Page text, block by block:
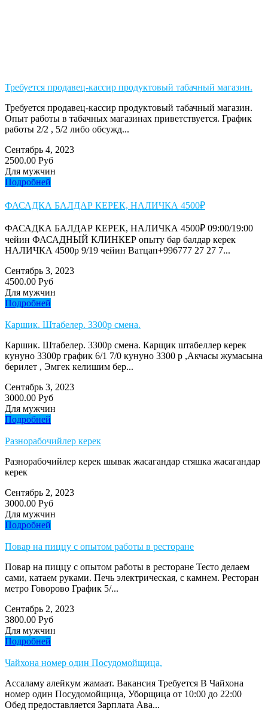
Требуется продавец-кассир продуктовый табачный магазин.
Требуется продавец-кассир продуктовый табачный магазин.
Опыт работы в табачных магазинах приветствуется. График
работы 2/2 , 5/2 либо обсужд...
Сентябрь 4, 2023
2500.00 Руб
Для мужчин
Подробней
ФАСАДКА БАЛДАР КЕРЕК, НАЛИЧКА 4500₽
ФАСАДКА БАЛДАР КЕРЕК, НАЛИЧКА 4500₽ 09:00/19:00
чейин ФАСАДНЫЙ КЛИНКЕР опыту бар балдар керек
НАЛИЧКА 4500р 9/19 чейин Ватцап+996777 27 27 7...
Сентябрь 3, 2023
4500.00 Руб
Для мужчин
Подробней
Каршик. Штабелер. 3300р смена.
Каршик. Штабелер. 3300р смена. Карщик штабеллер керек
кунуно 3300р график 6/1 7/0 кунуно 3300 р ,Акчасы жумасына
берилет , Эмгек келишим бер...
Сентябрь 3, 2023
3000.00 Руб
Для мужчин
Подробней
Разнорабочийлер керек
Разнорабочийлер керек шывак жасагандар стяшка жасагандар
керек
Сентябрь 2, 2023
3000.00 Руб
Для мужчин
Подробней
Повар на пиццу с опытом работы в ресторане
Повар на пиццу с опытом работы в ресторане Тесто делаем
сами, катаем руками. Печь электрическая, с камнем. Ресторан
метро Говорово График 5/...
Сентябрь 2, 2023
3800.00 Руб
Для мужчин
Подробней
Чайхона номер один Посудомойщица,
Ассаламу алейкум жамаат. Вакансия Требуется В Чайхона
номер один Посудомойщица, Уборщица от 10:00 до 22:00
Обед предоставляется Зарплата Ава...